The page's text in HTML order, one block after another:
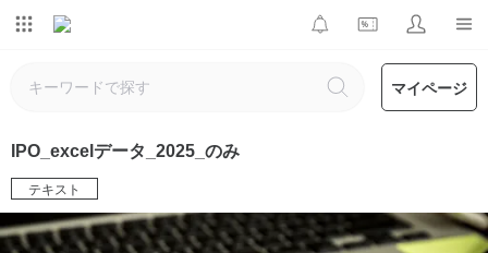
マイページ
IPO_excelデータ_2025_のみ
テキスト